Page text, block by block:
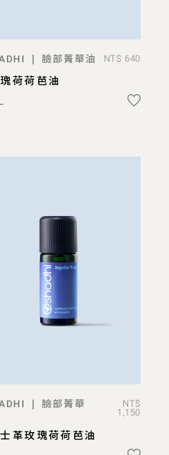
ADD TO BAG
| 臉部菁華油 NT$ 640
荷荷芭油
ADD TO BAG
| 臉部菁華
NT$
1,150
革玫瑰荷荷芭油